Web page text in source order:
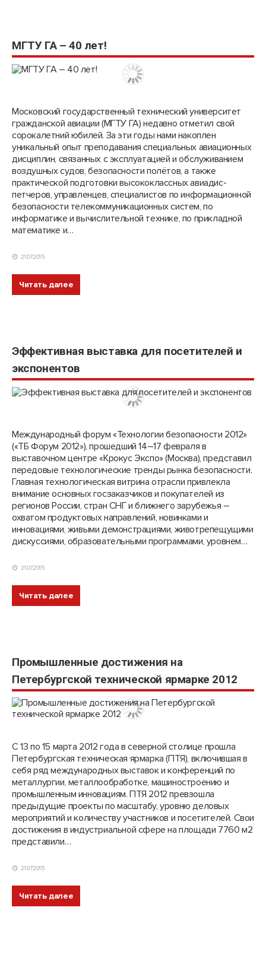
МГТУ ГА – 40 лет!
Московский государственный технический университет
гражданской авиации (МГТУ ГА) недавно отметил свой
сорокалетний юбилей. За эти годы нами накоплен
уникальный опыт преподавания специальных авиационных
дисциплин, связанных с эксплуатацией и обслуживанием
воздушных судов, безопасности полётов, а также
практической подготовки высококлассных авиадис­
петчеров, управленцев, специалистов по информационной
безопасности телекоммуникационных систем, по
информатике и вычислительной технике, по прикладной
математике и…
21.07.2015
Читать далее
Эффективная выставка для посетителей и
экспонентов
Международный форум «Техно­логии бе­зопасности 2012»
(«ТБ Форум 2012»), прошедший 14–17 февраля в
выставочном центре «Крокус Экспо» (Москва), представил
передовые технологические тренды рынка безопасности.
Главная технологическая витрина отрасли привлекла
внимание основных госзаказчиков и покупателей из
регионов России, стран СНГ и ближнего зарубежья –
охватом продуктовых направлений, новинками и
инновациями, живыми демонстрациями, животрепещущими
дискуссиями, образовательными программами, уровнем…
21.07.2015
Читать далее
Промышленные достижения на
Петербургской технической ярмарке 2012
С 13 по 15 марта 2012 года в северной столице прошла
Петербургская техническая ярмарка (ПТЯ), включившая в
себя ряд международных выставок и конференций по
металлургии, металлообработке, машиностроению и
промышленным инновациям. ПТЯ 2012 превзошла
предыдущие проекты по масштабу, уровню деловых
мероприятий и количеству участников и посетителей. Свои
достижения в индустриальной сфере на площади 7760 м2
представили…
21.07.2015
Читать далее